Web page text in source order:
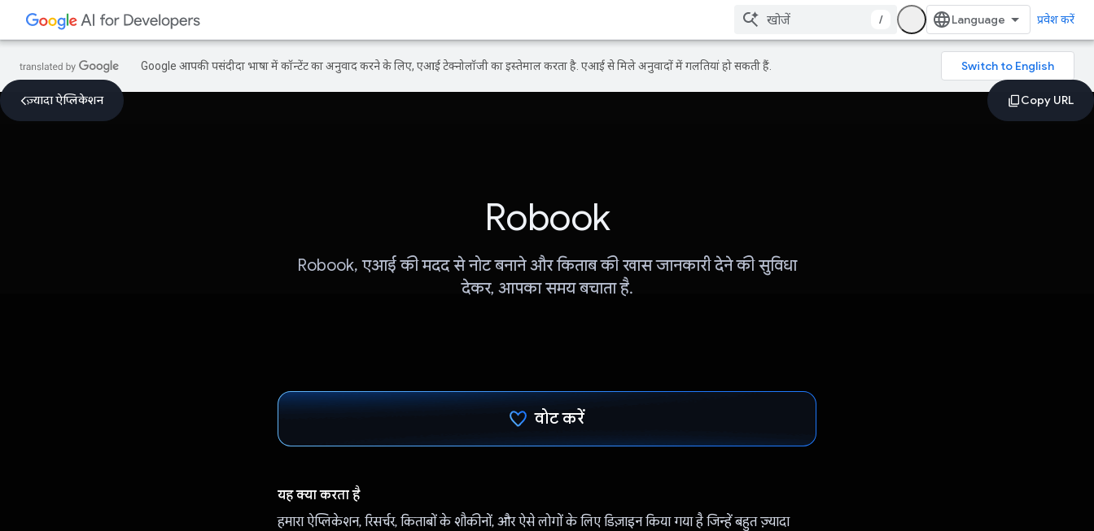
/ प्रवेश करें
Google आपकी पसंदीदा भाषा में कॉन्टेंट का अनुवाद करने के लिए, एआई टेक्नोलॉजी का इस्तेमाल करता है. एआई से मिले अनुवादों में गलतियां हो सकती हैं.
ज़्यादा ऐप्लिकेशन
Robook
Robook, एआई की मदद से नोट बनाने और किताब की खास जानकारी देने की सुविधा
देकर, आपका समय बचाता है.
वोट करें
यह क्या करता है
हमारा ऐप्लिकेशन, रिसर्चर, किताबों के शौकीनों, और ऐसे लोगों के लिए डिज़ाइन किया गया है जिन्हें बहुत ज़्यादा